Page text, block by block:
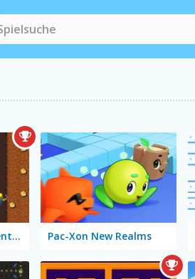
Nugget Seeker Adventure Pac-Xon New Realms